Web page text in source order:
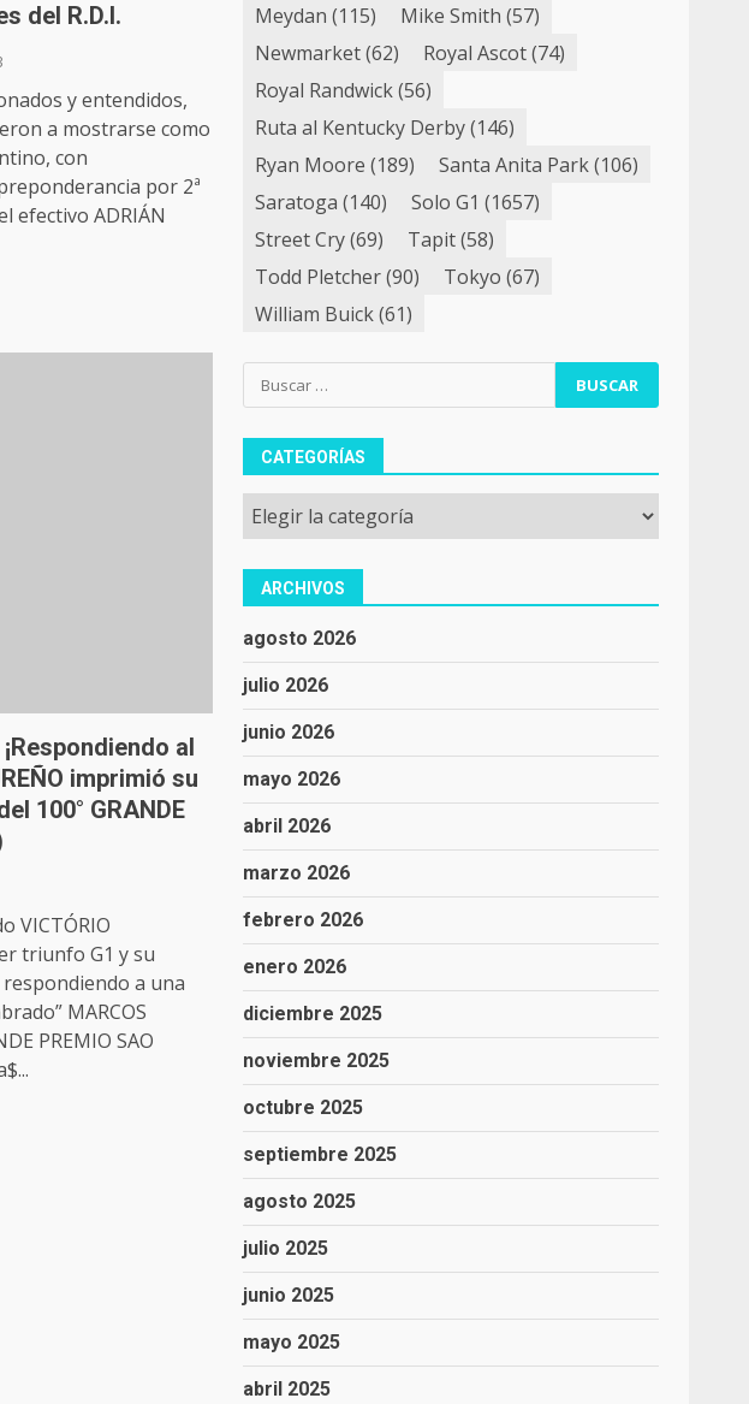
del R.D.I.
y entendidos,
a mostrarse como
con
por 2ª
efectivo ADRIÁN
al
imprimió su
100° GRANDE
VICTÓRIO
triunfo G1 y su
a una
MARCOS
PREMIO SAO
Meydan (115) Mike Smith (57)
Newmarket(62) Royal Ascot(74)
Royal Randwick(56)
Ruta al Kentucky Derby(146)
Ryan Moore (189) Santa Anita Park(106)
Saratoga (140) Solo G1 (1657)
Street Cry(69) Tapit(58)
Todd Pletcher(90) Tokyo (67)
William Buick(61)
Buscar:
CATEGORÍAS
Categorías
ARCHIVOS
agosto 2026
julio 2026
junio 2026
mayo 2026
abril 2026
marzo 2026
febrero 2026
enero 2026
diciembre 2025
noviembre 2025
octubre 2025
septiembre 2025
agosto 2025
julio 2025
junio 2025
mayo 2025
abril 2025